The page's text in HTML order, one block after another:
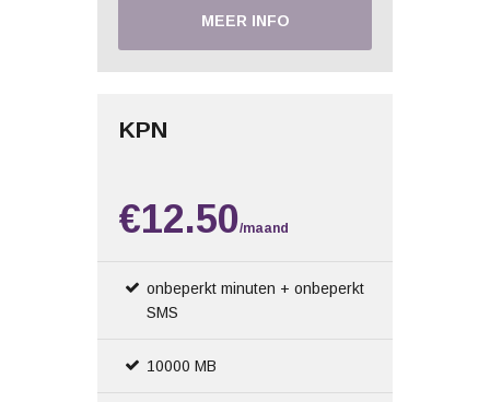
MEER INFO
KPN
€12.50/maand
onbeperkt minuten + onbeperkt
SMS
10000 MB